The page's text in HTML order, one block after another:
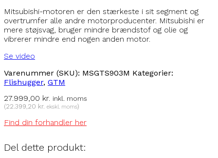
Mitsubishi-motoren er den stærkeste i sit segment og
overtrumfer alle andre motorproducenter. Mitsubishi er
mere støjsvag, bruger mindre brændstof og olie og
vibrerer mindre end nogen anden motor.
Se video
Varenummer (SKU): MSGTS903M Kategorier:
Flishugger, GTM
27.999,00 kr. inkl. moms
(22.399,20 kr. ekskl. moms)
Find din forhandler her
Del dette produkt: